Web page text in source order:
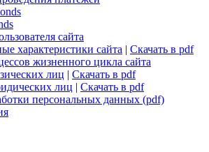
сайта
характеристики сайта | Скачать в pdf
жизненного цикла сайта
лиц | Скачать в pdf
лиц | Скачать в pdf
персональных данных (pdf)